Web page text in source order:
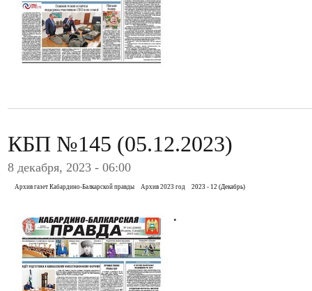
КБП №145 (05.12.2023)
8 декабря, 2023 - 06:00
Архив газет Кабардино-Балкарской правды Архив 2023 год 2023 - 12 (Декабрь)
.